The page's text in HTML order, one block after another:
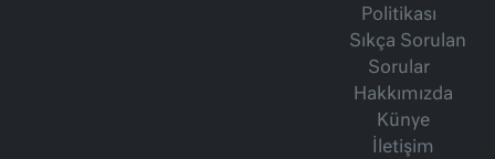
Politikası
Sıkça Sorulan
Sorular
Hakkımızda
Künye
İletişim